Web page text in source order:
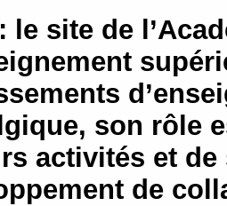
: le site de
son rôle
activités et
de